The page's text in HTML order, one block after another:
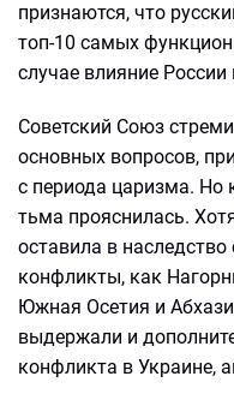
признаются, что
топ-10 самых
случае влияние
Советский Союз
основных вопросов,
с периода царизма. Но
тьма прояснилась.
оставила в
конфликты, как
Южная Осетия и
выдержали и
конфликта в Украине,